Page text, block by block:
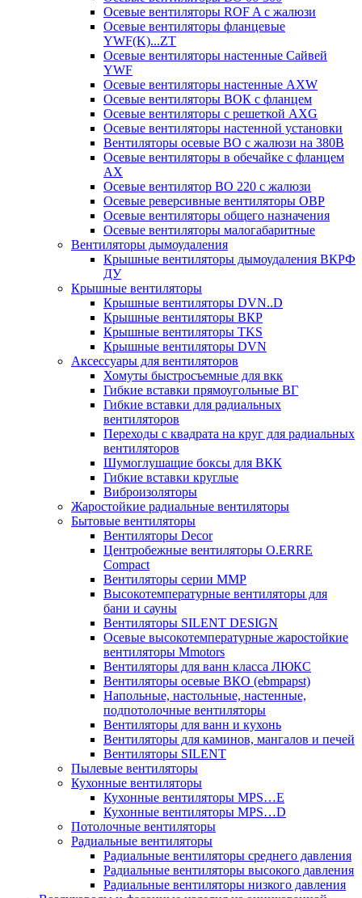
Осевые вентиляторы ROF A с жалюзи
Осевые вентиляторы фланцевые
YWF(K)...ZT
Осевые вентиляторы настенные Сайвей
YWF
Осевые вентиляторы настенные AXW
Осевые вентиляторы ВОК с фланцем
Осевые вентиляторы с решеткой AXG
Осевые вентиляторы настенной установки
Вентиляторы осевые ВО с жалюзи на 380В
Осевые вентиляторы в обечайке с фланцем
AX
Осевые вентилятор ВО 220 с жалюзи
Осевые реверсивные вентиляторы ОВР
Осевые вентиляторы общего назначения
Осевые вентиляторы малогабаритные
Вентиляторы дымоудаления
Крышные вентиляторы дымоудаления ВКРФ
ДУ
Крышные вентиляторы
Крышные вентиляторы DVN..D
Крышные вентиляторы ВКР
Крышные вентиляторы TKS
Крышные вентиляторы DVN
Аксессуары для вентиляторов
Хомуты быстросъемные для вкк
Гибкие вставки прямоугольные ВГ
Гибкие вставки для радиальных
вентиляторов
Переходы с квадрата на круг для радиальных
вентиляторов
Шумоглушащие боксы для ВКК
Гибкие вставки круглые
Виброизоляторы
Жаростойкие радиальные вентиляторы
Бытовые вентиляторы
Вентиляторы Decor
Центробежные вентиляторы O.ERRE
Compact
Вентиляторы серии ММР
Высокотемпературные вентиляторы для
бани и сауны
Вентиляторы SILENT DESIGN
Осевые высокотемпературные жаростойкие
вентиляторы Mmotors
Вентиляторы для ванн класса ЛЮКС
Вентиляторы осевые ВКО (ebmpapst)
Напольные, настольные, настенные,
подпотолочные вентиляторы
Вентиляторы для ванн и кухонь
Вентиляторы для каминов, мангалов и печей
Вентиляторы SILENT
Пылевые вентиляторы
Кухонные вентиляторы
Кухонные вентиляторы MPS…E
Кухонные вентиляторы MPS…D
Потолочные вентиляторы
Радиальные вентиляторы
Радиальные вентиляторы среднего давления
Радиальные вентиляторы высокого давления
Радиальные вентиляторы низкого давления